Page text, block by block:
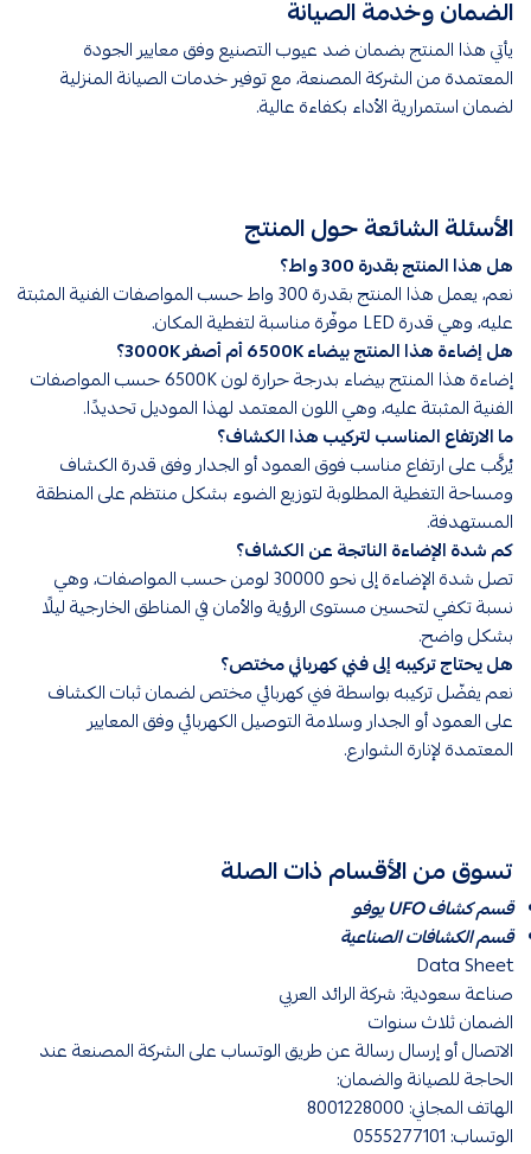
الضمان وخدمة الصيانة
يأتي هذا المنتج بضمان ضد عيوب التصنيع وفق معايير الجودة
المعتمدة من الشركة المصنعة، مع توفير خدمات الصيانة المنزلية
لضمان استمرارية الأداء بكفاءة عالية.
الأسئلة الشائعة حول المنتج
هل هذا المنتج بقدرة 300 واط؟
نعم، يعمل هذا المنتج بقدرة 300 واط حسب المواصفات الفنية المثبتة
عليه، وهي قدرة LED موفّرة مناسبة لتغطية المكان.
هل إضاءة هذا المنتج بيضاء 6500K أم أصفر 3000K؟
إضاءة هذا المنتج بيضاء بدرجة حرارة لون 6500K حسب المواصفات
الفنية المثبتة عليه، وهي اللون المعتمد لهذا الموديل تحديدًا.
ما الارتفاع المناسب لتركيب هذا الكشاف؟
يُركَّب على ارتفاع مناسب فوق العمود أو الجدار وفق قدرة الكشاف
ومساحة التغطية المطلوبة لتوزيع الضوء بشكل منتظم على المنطقة
المستهدفة.
كم شدة الإضاءة الناتجة عن الكشاف؟
تصل شدة الإضاءة إلى نحو 30000 لومن حسب المواصفات، وهي
نسبة تكفي لتحسين مستوى الرؤية والأمان في المناطق الخارجية ليلًا
بشكل واضح.
هل يحتاج تركيبه إلى فني كهربائي مختص؟
نعم يفضّل تركيبه بواسطة فني كهربائي مختص لضمان ثبات الكشاف
على العمود أو الجدار وسلامة التوصيل الكهربائي وفق المعايير
المعتمدة لإنارة الشوارع.
تسوق من الأقسام ذات الصلة
قسم كشاف UFO يوفو
قسم الكشافات الصناعية
Data Sheet
صناعة سعودية: شركة الرائد العربي
الضمان ثلاث سنوات
الاتصال أو إرسال رسالة عن طريق الوتساب على الشركة المصنعة عند
الحاجة للصيانة والضمان:
الهاتف المجاني: 8001228000
الوتساب: 0555277101